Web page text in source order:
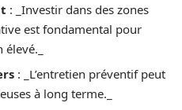
: _Investir dans des zones
est fondamental pour
: _L’entretien préventif peut
à long terme._